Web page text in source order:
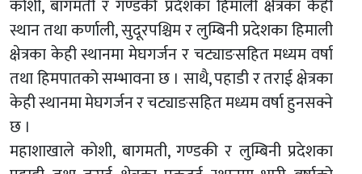
कोशी, बागमती र गण्डकी प्रदेशका हिमाली क्षेत्रका केही
स्थान तथा कर्णाली, सुदूरपश्चिम र लुम्बिनी प्रदेशका हिमाली
क्षेत्रका केही स्थानमा मेघगर्जन र चट्याङसहित मध्यम वर्षा
तथा हिमपातको सम्भावना छ । साथै, पहाडी र तराई क्षेत्रका
केही स्थानमा मेघगर्जन र चट्याङसहित मध्यम वर्षा हुनसक्ने
छ ।
महाशाखाले कोशी, बागमती, गण्डकी र लुम्बिनी प्रदेशका